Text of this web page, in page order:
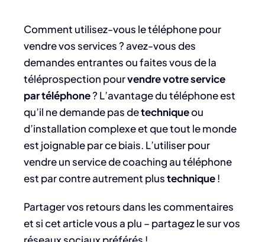
Comment utilisez-vous le téléphone pour
vendre vos services ? avez-vous des
demandes entrantes ou faites vous de la
téléprospection pourvendre votre service
par téléphone? L’avantage du téléphone est
qu’il ne demande pas detechniqueou
d’installation complexe et que tout le monde
est joignable par ce biais. L’utiliser pour
vendre un service de coaching au téléphone
est par contre autrement plustechnique!
Partager vos retours dans les commentaires
et si cet article vous a plu – partagez le sur vos
réseaux sociaux préférés !